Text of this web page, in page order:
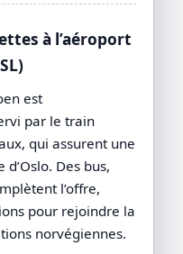
à l’aéroport
est
par le train
qui assurent une
Des bus,
l’offre,
pour rejoindre la
norvégiennes.